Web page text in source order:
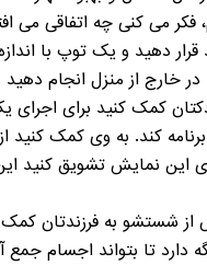
فکر می کنی چه اتفاقی می
در سبد، کودکتان را در فاصله ۳ متری یک سطل یا
خارج از منزل انجام
کمک کنید برای
کند. به وی کمک کنید
این نمایش تشویق
از شستشو به فرزندتان
تا بتواند اجسام جمع